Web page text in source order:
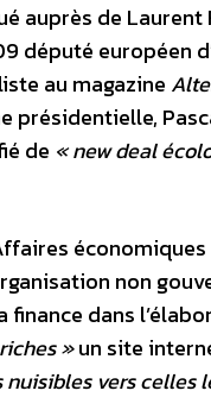
auprès de
député européen
au magazine
présidentielle,
de « new deal
non
dans
»un site
vers celles